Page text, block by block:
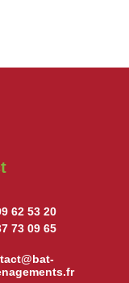
62 53 20
73 09 65